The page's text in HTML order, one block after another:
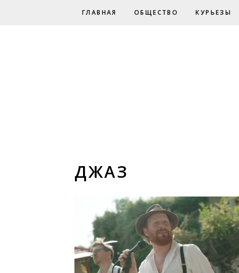
ГЛАВНАЯ ОБЩЕСТВО КУРЬЕЗЫ
ДЖАЗ